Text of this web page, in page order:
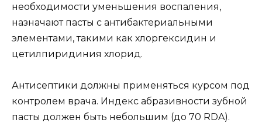
необходимости уменьшения воспаления,
назначают пасты с антибактериальными
элементами, такими как хлоргексидин и
цетилпиридиния хлорид.
Антисептики должны применяться курсом под
контролем врача. Индекс абразивности зубной
пасты должен быть небольшим (до 70 RDA).